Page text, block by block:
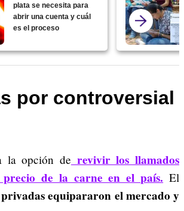
plata se necesita para
abrir una cuenta y cuál
es el proceso
por controversial
la opción de revivir los llamados
de la carne en el país. El
privadas equipararon el mercado y